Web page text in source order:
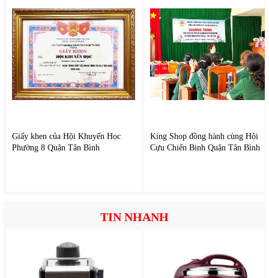
Giấy khen của Hội Khuyến Học
Phường 8 Quận Tân Bình
King Shop đồng hành cùng Hội
Cựu Chiến Binh Quận Tân Bình
TIN NHANH